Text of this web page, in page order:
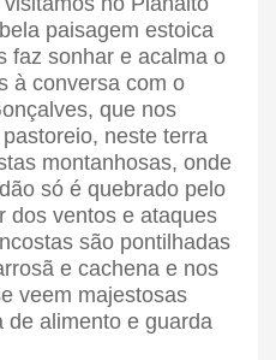
paisagem estoica
faz sonhar e acalma o
à conversa com o
que nos
neste terra
montanhosas, onde
só é quebrado pelo
dos ventos e ataques
são pontilhadas
e cachena e nos
veem majestosas
de alimento e guarda